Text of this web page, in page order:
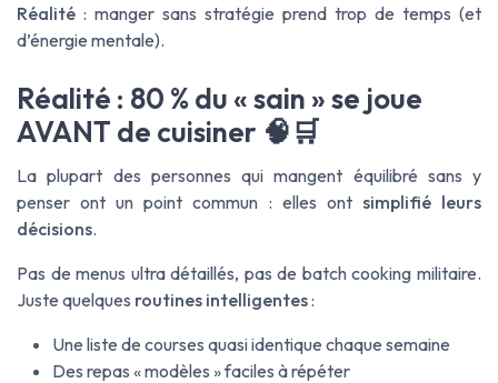
Réalité : manger sans stratégie prend trop de temps (et
d’énergie mentale).
Réalité : 80 % du « sain » se joue
AVANT de cuisiner 🧠🛒
La plupart des personnes qui mangent équilibré sans y
penser ont un point commun : elles ont simplifié leurs
décisions.
Pas de menus ultra détaillés, pas de batch cooking militaire.
Juste quelques routines intelligentes:
Une liste de courses quasi identique chaque semaine
Des repas « modèles » faciles à répéter